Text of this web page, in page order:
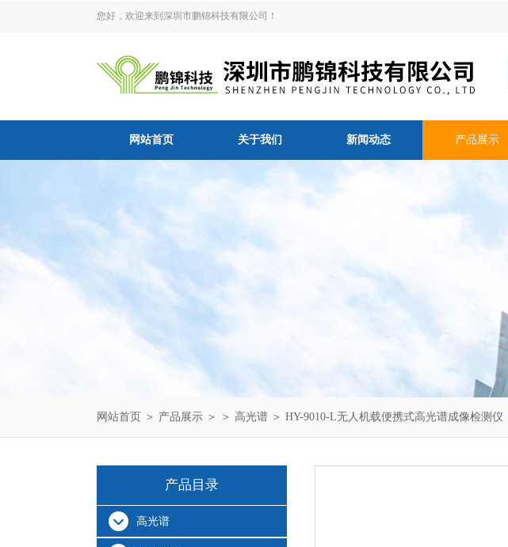
您好，欢迎来到深圳市鹏锦科技有限公司！
网站首页 关于我们 新闻动态 产品展示
网站首页 ＞ 产品展示 ＞ ＞ 高光谱 ＞ HY-9010-L无人机载便携式高光谱成像检测仪
产品目录
高光谱